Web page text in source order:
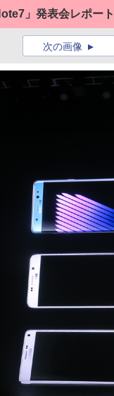
」発表会レポート
次の画像